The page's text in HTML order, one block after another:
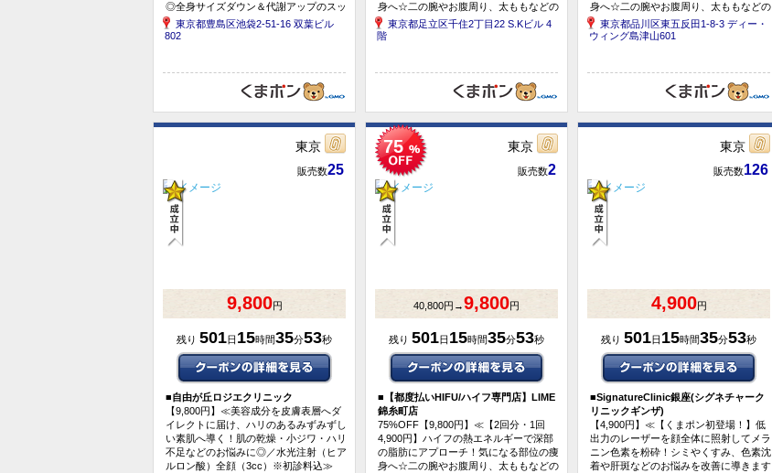
◎全身サイズダウン＆代謝アップのスッ
キリボディへ導く！体質改善効果も期待
できる◎／女性限定☆90分...
東京都豊島区池袋2-51-16 双葉ビル
802
身へ☆二の腕やお腹周り、太ももなどの
お悩みに◎完全個室のプライベートサロ
ン／［ボディ4Dハイフ1部位...
東京都足立区千住2丁目22 S.Kビル 4
階
身へ☆二の腕やお腹周り、太ももなどの
お悩みに◎完全個室のプライベートサロ
ン／［ボディ4Dハイフ1部位...
東京都品川区東五反田1-8-3 ディー・
ウィング島津山601
東京
販売数25
9,800円
残り 501日 15時間35分53秒
■自由が丘ロジエクリニック
【9,800円】≪美容成分を皮膚表層へダ
イレクトに届け、ハリのあるみずみずし
い素肌へ導く！肌の乾燥・小ジワ・ハリ
不足などのお悩みに◎／水光注射（ヒア
ルロン酸）全顔（3cc）※初診料込≫
75 東京
販売数2
40,800円→9,800円
残り 501日 15時間35分53秒
■ 【都度払いHIFU/ハイフ専門店】LIME
錦糸町店
75%OFF【9,800円】≪【2回分・1回
4,900円】ハイフの熱エネルギーで深部
の脂肪にアプローチ！気になる部位の痩
身へ☆二の腕やお腹周り、太ももなどの
東京
販売数126
4,900円
残り 501日 15時間35分53秒
■SignatureClinic銀座(シグネチャーク
リニックギンザ)
【4,900円】≪【くまポン初登場！】低
出力のレーザーを顔全体に照射してメラ
ニン色素を粉砕！シミやくすみ、色素沈
着や肝斑などのお悩みを改善に導きます